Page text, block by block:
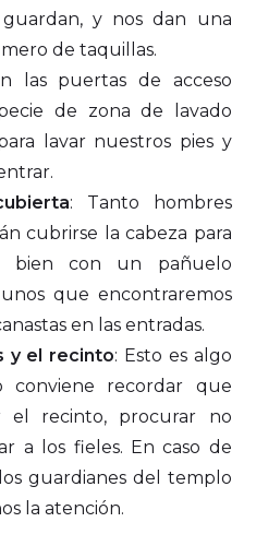
y nos dan una
de taquillas.
las puertas de acceso
de zona de lavado
lavar nuestros pies y
: Tanto hombres
cubrirse la cabeza para
bien con un pañuelo
que encontraremos
en las entradas.
y el recinto: Esto es algo
conviene recordar que
el recinto, procurar no
a los fieles. En caso de
guardianes del templo
la atención.